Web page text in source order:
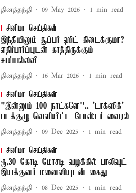
தினத்தந்தி 09 May 2026 1 min read
சினிமா செய்திகள்
இந்தியிலும் சூப்பர் ஹிட் கிடைக்குமா?
எதிர்பார்ப்புடன் காத்திருக்கும்
சாய்பல்லவி
தினத்தந்தி 16 Mar 2026 1 min read
சினிமா செய்திகள்
"இன்னும் 100 நாட்களே".. 'டாக்ஸிக்'
படக்குழு வெளியிட்ட போஸ்டர் வைரல்
தினத்தந்தி 09 Dec 2025 1 min read
சினிமா செய்திகள்
ரூ.30 கோடி மோசடி வழக்கில் பாலிவுட்
இயக்குனர் மனைவியுடன் கைது
தினத்தந்தி 08 Dec 2025 1 min read